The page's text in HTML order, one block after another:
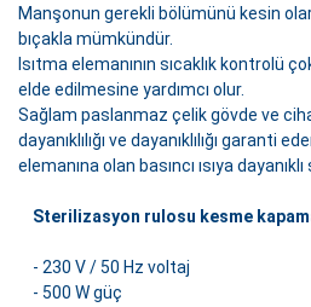
Manşonun gerekli bölümünü kesin
bıçakla mümkündür.
Isıtma elemanının sıcaklık kontrolü
elde edilmesine yardımcı olur.
Sağlam paslanmaz çelik gövde ve
dayanıklılığı ve dayanıklılığı garanti
elemanına olan basıncı ısıya
Sterilizasyon rulosu kesme
- 230 V / 50 Hz voltaj
- 500 W güç